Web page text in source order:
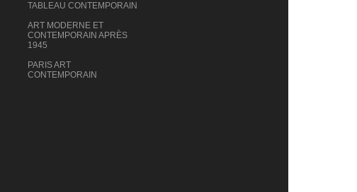
TABLEAU CONTEMPORAIN
ART MODERNE ET
CONTEMPORAIN APRÈS
1945
PARIS ART
CONTEMPORAIN